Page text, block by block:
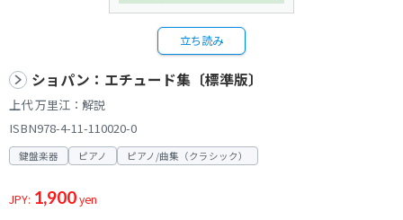
立ち読み
ショパン：エチュード集〔標準版〕
上代 万里江：解説
ISBN978-4-11-110020-0
鍵盤楽器 ピアノ ピアノ/曲集（クラシック）
JPY: 1,900yen